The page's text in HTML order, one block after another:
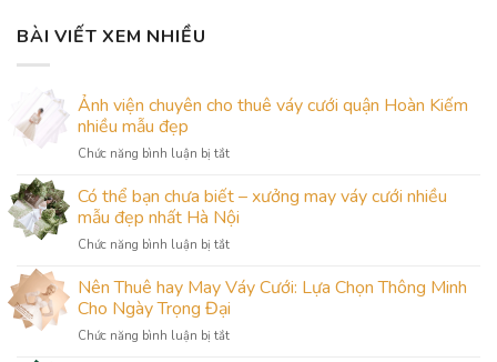
BÀI VIẾT XEM NHIỀU
Ảnh viện chuyên cho thuê váy cưới quận Hoàn Kiếm
nhiều mẫu đẹp
Chức năng bình luận bị tắtở
viện
chuyên
cho
thuê
cưới
quận
Kiếm
Có thể bạn chưa biết – xưởng may váy cưới nhiều
mẫu đẹp nhất Hà Nội
Chức năng bình luận bị tắtở
thể
bạn
chưa
biết
Nên Thuê hay May Váy Cưới: Lựa Chọn Thông Minh
Cho Ngày Trọng Đại
Chức năng bình luận bị tắtở